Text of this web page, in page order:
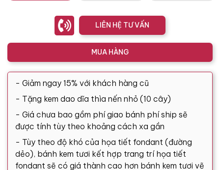
LIÊN HỆ TƯ VẤN
MUA HÀNG
- Giảm ngay 15% với khách hàng cũ
- Tặng kem dao dĩa thìa nến nhỏ (10 cây)
- Giá chưa bao gồm phí giao bánh phí ship sẽ
được tính tùy theo khoảng cách xa gần
- Tùy theo độ khó của họa tiết fondant (đường
dẻo), bánh kem tươi kết hợp trang trí họa tiết
fondant sẽ có giá thành cao hơn bánh kem tươi vẽ